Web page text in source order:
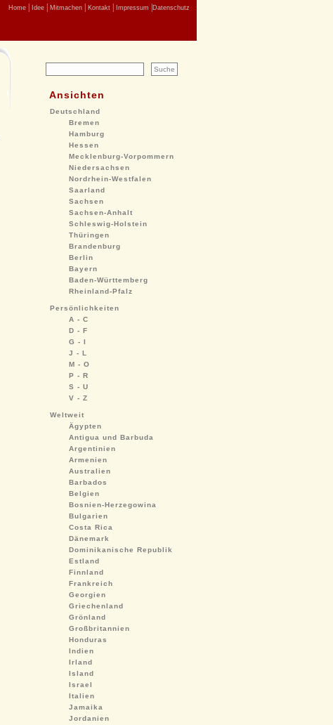
Home Idee Mitmachen Kontakt Impressum Datenschutz
Ansichten
Deutschland
Bremen
Hamburg
Hessen
Mecklenburg-Vorpommern
Niedersachsen
Nordrhein-Westfalen
Saarland
Sachsen
Sachsen-Anhalt
Schleswig-Holstein
Thüringen
Brandenburg
Berlin
Bayern
Baden-Württemberg
Rheinland-Pfalz
Persönlichkeiten
A - C
D - F
G - I
J - L
M - O
P - R
S - U
V - Z
Weltweit
Ägypten
Antigua und Barbuda
Argentinien
Armenien
Australien
Barbados
Belgien
Bosnien-Herzegowina
Bulgarien
Costa Rica
Dänemark
Dominikanische Republik
Estland
Finnland
Frankreich
Georgien
Griechenland
Grönland
Großbritannien
Honduras
Indien
Irland
Island
Israel
Italien
Jamaika
Jordanien